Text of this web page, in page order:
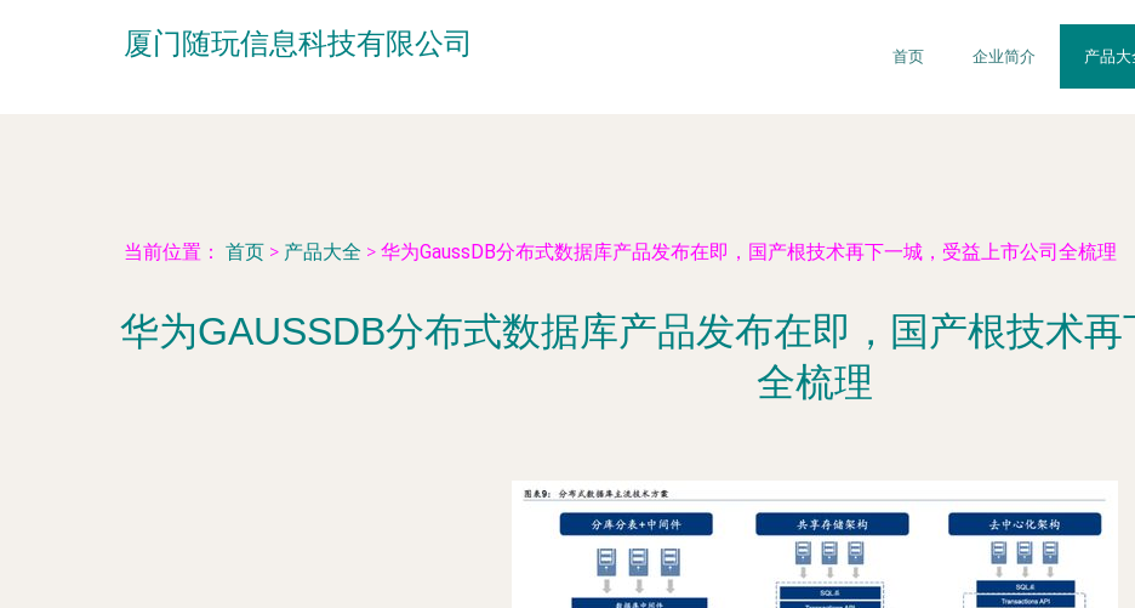
厦门随玩信息科技有限公司 首页 企业简介 产品大
当前位置： 首页 > 产品大全 > 华为GaussDB分布式数据库产品发布在即，国产根技术再下一城，受益上市公司全梳理
华为GAUSSDB分布式数据库产品发布在即，国产根技术再
全梳理